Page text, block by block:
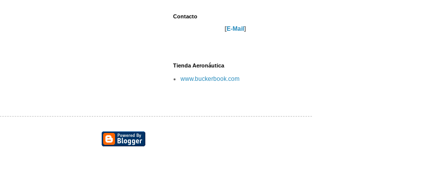
Contacto
[E-Mail ]
Tienda Aeronáutica
www.buckerbook.com